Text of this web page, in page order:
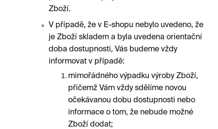
Zboží.
V případě, že v E-shopu nebylo uvedeno, že
je Zboží skladem a byla uvedena orientační
doba dostupnosti, Vás budeme vždy
informovat v případě:
mimořádného výpadku výroby Zboží,
přičemž Vám vždy sdělíme novou
očekávanou dobu dostupnosti nebo
informace o tom, že nebude možné
Zboží dodat;